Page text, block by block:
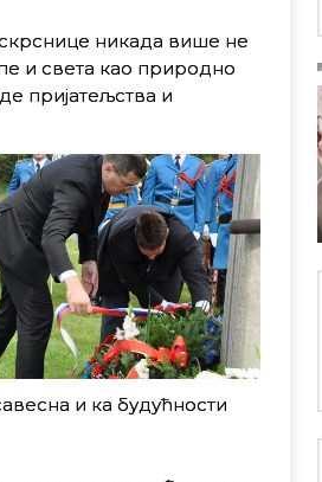
никада више не
и света као природно
приjатељства и
и ка будућности